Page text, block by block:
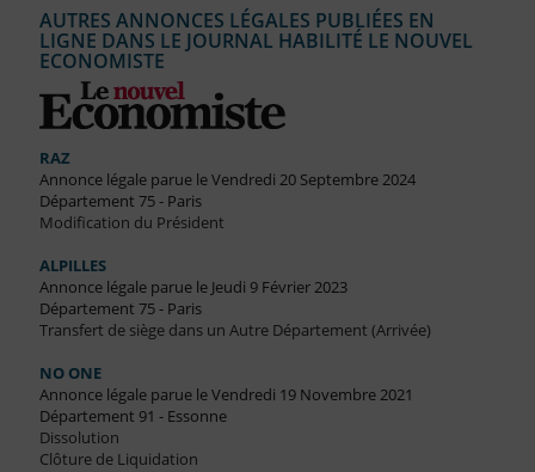
AUTRES ANNONCES LÉGALES PUBLIÉES EN
LIGNE DANS LE JOURNAL HABILITÉ LE NOUVEL
ECONOMISTE
RAZ
Annonce légale parue le Vendredi 20 Septembre 2024
Département 75 - Paris
Modification du Président
ALPILLES
Annonce légale parue le Jeudi 9 Février 2023
Département 75 - Paris
Transfert de siège dans un Autre Département (Arrivée)
NO ONE
Annonce légale parue le Vendredi 19 Novembre 2021
Département 91 - Essonne
Dissolution
Clôture de Liquidation